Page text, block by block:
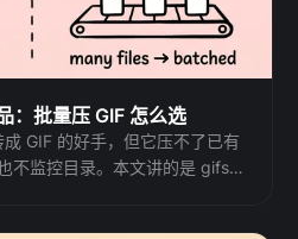
：批量压 GIF 怎么选
GIF 的好手，但它压不了已有
不监控目录。本文讲的是 gifski